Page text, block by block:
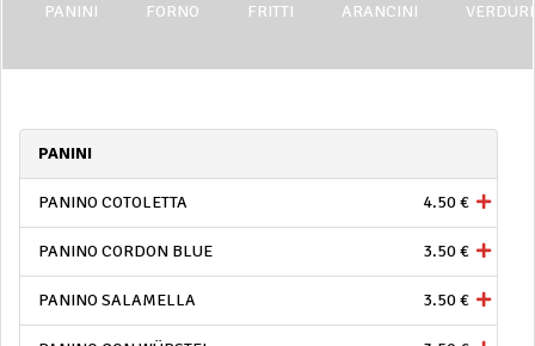
PANINI FORNO FRITTI ARANCINI
PANINI
PANINO COTOLETTA 4.50 €
PANINO CORDON BLUE 3.50 €
PANINO SALAMELLA 3.50 €